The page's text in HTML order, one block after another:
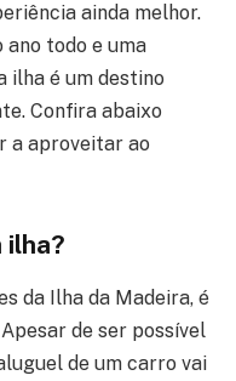
ainda melhor.
ano todo e uma
ilha é um destino
Confira abaixo
a aproveitar ao
ilha?
da Ilha da Madeira, é
de ser possível
de um carro vai